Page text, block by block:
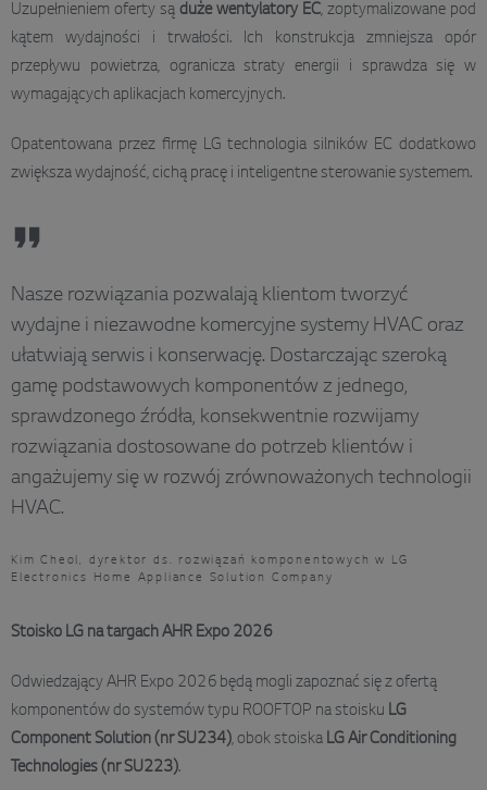
Uzupełnieniem oferty są duże wentylatory EC, zoptymalizowane pod
kątem wydajności i trwałości. Ich konstrukcja zmniejsza opór
przepływu powietrza, ogranicza straty energii i sprawdza się w
wymagających aplikacjach komercyjnych.
Opatentowana przez firmę LG technologia silników EC dodatkowo
zwiększa wydajność, cichą pracę i inteligentne sterowanie systemem.
Nasze rozwiązania pozwalają klientom tworzyć
wydajne i niezawodne komercyjne systemy HVAC oraz
ułatwiają serwis i konserwację. Dostarczając szeroką
gamę podstawowych komponentów z jednego,
sprawdzonego źródła, konsekwentnie rozwijamy
rozwiązania dostosowane do potrzeb klientów i
angażujemy się w rozwój zrównoważonych technologii
HVAC.
Kim Cheol, dyrektor ds. rozwiązań komponentowych w LG
Electronics Home Appliance Solution Company
Stoisko LG na targach AHR Expo 2026
Odwiedzający AHR Expo 2026 będą mogli zapoznać się z ofertą
komponentów do systemów typu ROOFTOP na stoisku LG
Component Solution (nr SU234), obok stoiska LG Air Conditioning
Technologies (nr SU223).